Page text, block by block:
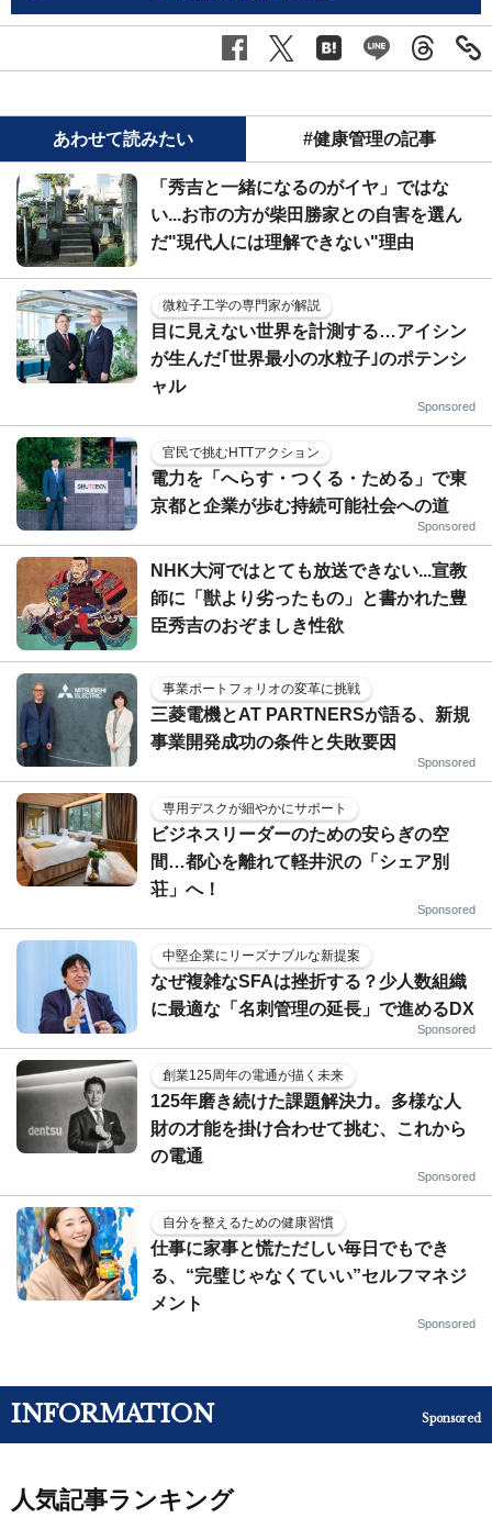
あわせて読みたい #健康管理の記事
「秀吉と一緒になるのがイヤ」ではな
い...お市の方が柴田勝家との自害を選ん
だ"現代人には理解できない"理由
微粒子工学の専門家が解説
目に見えない世界を計測する…アイシン
が生んだ｢世界最小の水粒子｣のポテンシ
ャル
Sponsored
官民で挑むHTTアクション
電力を「へらす・つくる・ためる」で東
京都と企業が歩む持続可能社会への道
Sponsored
NHK大河ではとても放送できない...宣教
師に「獣より劣ったもの」と書かれた豊
臣秀吉のおぞましき性欲
事業ポートフォリオの変革に挑戦
三菱電機とAT PARTNERSが語る、新規
事業開発成功の条件と失敗要因
Sponsored
専用デスクが細やかにサポート
ビジネスリーダーのための安らぎの空
間…都心を離れて軽井沢の「シェア別
荘」へ！
Sponsored
中堅企業にリーズナブルな新提案
なぜ複雑なSFAは挫折する？少人数組織
に最適な「名刺管理の延長」で進めるDX
Sponsored
創業125周年の電通が描く未来
125年磨き続けた課題解決力。多様な人
財の才能を掛け合わせて挑む、これから
の電通
Sponsored
自分を整えるための健康習慣
仕事に家事と慌ただしい毎日でもでき
る、“完璧じゃなくていい”セルフマネジ
メント
Sponsored
INFORMATION Sponsored
人気記事ランキング